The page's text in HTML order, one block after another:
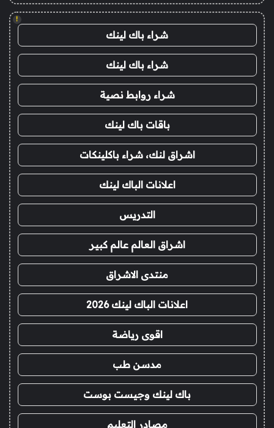
!
شراء باك لينك
شراء باك لينك
شراء روابط نصية
باقات باك لينك
اشراق لنك، شراء باكلينكات
اعلانات الباك لينك
التدريس
اشراق العالم عالم كبير
منتدى الاشراق
اعلانات الباك لينك 2026
اقوى رياضة
مدسن طب
باك لينك وجيست بوست
مصادر التعليم